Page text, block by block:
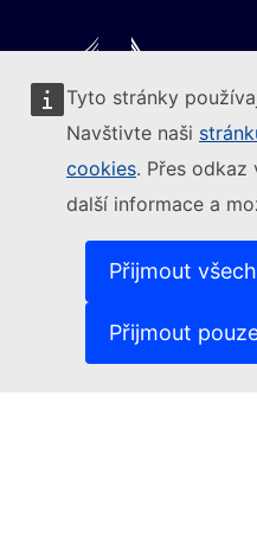
Tyto stránky
Navštivte naši
cookies. Přes
další informace a
Přijmout
Přijmout
Следвайте
Kontakt(Externí odkaz)
Nahlásit zranitelnost IT
Jazyková politika na
(Externí odkaz)
Politika ochrany soukromí
Právní upozornění
(Externí